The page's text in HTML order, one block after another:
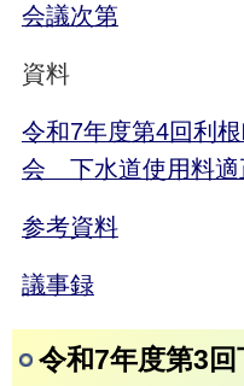
会議次第
資料
令和7年度第4回利
会 下水道使用料適
参考資料
議事録
令和7年度第3